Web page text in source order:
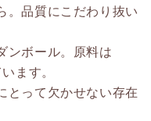
。品質にこだわり抜い
ンボール。原料は
ます。
とって欠かせない存在